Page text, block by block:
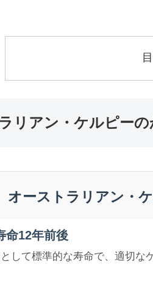
リアン・ケルピー
オーストラリアン・
命12年前後
して標準的な寿命で、適切な